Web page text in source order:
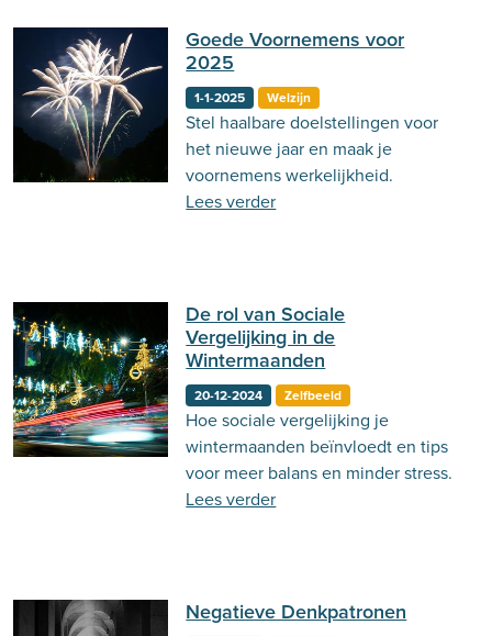
Goede Voornemens voor
2025
1-1-2025 Welzijn
Stel haalbare doelstellingen voor
het nieuwe jaar en maak je
voornemens werkelijkheid.
Lees verder
De rol van Sociale
Vergelijking in de
Wintermaanden
20-12-2024 Zelfbeeld
Hoe sociale vergelijking je
wintermaanden beïnvloedt en tips
voor meer balans en minder stress.
Lees verder
Negatieve Denkpatronen